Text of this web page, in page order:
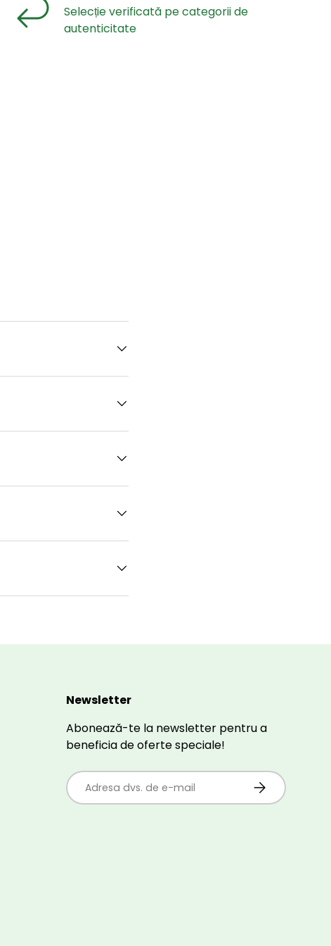
Selecție verificată pe categorii de
autenticitate
Newsletter
Abonează-te la newsletter pentru a
beneficia de oferte speciale!
E-mail ABONEAZĂ-TE